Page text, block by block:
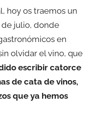
hoy os traemos un
julio, donde
en
olvidar el vino, que
escribir catorce
de cata de vinos,
que ya hemos